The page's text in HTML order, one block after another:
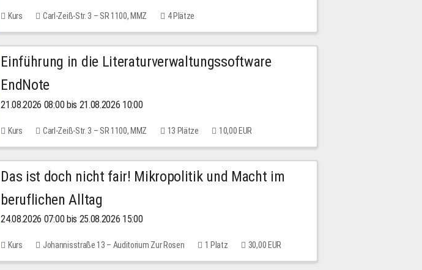
Kurs Carl-Zeiß-Str. 3 – SR 1100, MMZ 4 Plätze
Einführung in die Literaturverwaltungssoftware
EndNote
21.08.2026 08:00 bis 21.08.2026 10:00
Kurs Carl-Zeiß-Str. 3 – SR 1100, MMZ 13 Plätze 10,00 EUR
Das ist doch nicht fair! Mikropolitik und Macht im
beruflichen Alltag
24.08.2026 07:00 bis 25.08.2026 15:00
Kurs Johannisstraße 13 – Auditorium Zur Rosen 1 Platz 30,00 EUR